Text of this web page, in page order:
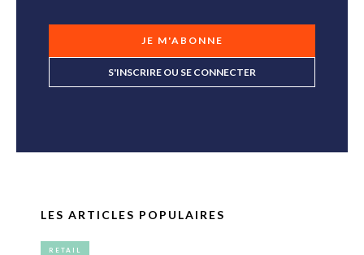
JE M'ABONNE
S'INSCRIRE OU SE CONNECTER
LES ARTICLES POPULAIRES
RETAIL